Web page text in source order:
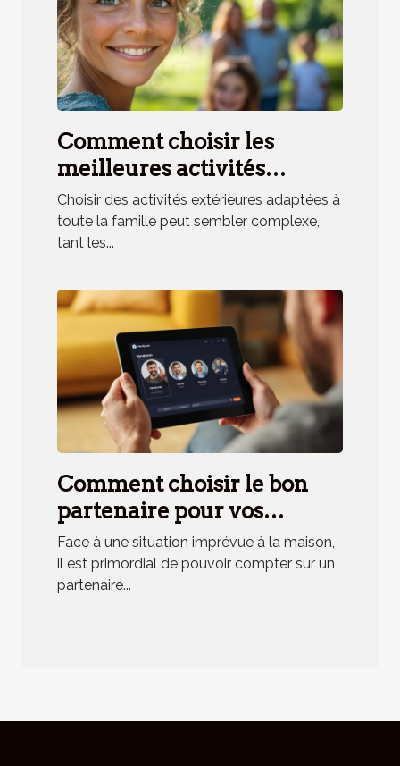
Comment choisir les
meilleures activités
extérieures pour toute la
famille ?
Choisir des activités extérieures adaptées à
toute la famille peut sembler complexe,
tant les...
Comment choisir le bon
partenaire pour vos
urgences domestiques ?
Face à une situation imprévue à la maison,
il est primordial de pouvoir compter sur un
partenaire...